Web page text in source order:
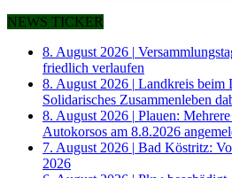
NEWS TICKER
8. August 2026 |
friedlich verlaufen
8. August 2026 | Landkreis beim
Solidarisches Zusammenleben
8. August 2026 | Plauen:
Autokorsos am 8.8.2026
7. August 2026 | Bad Köstritz:
2026